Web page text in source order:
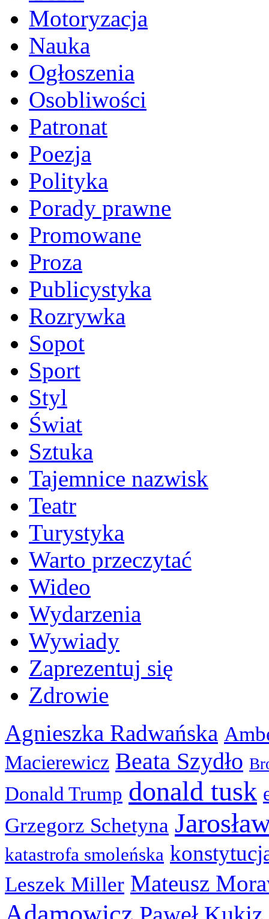
Motoryzacja
Nauka
Ogłoszenia
Osobliwości
Patronat
Poezja
Polityka
Porady prawne
Promowane
Proza
Publicystyka
Rozrywka
Sopot
Sport
Styl
Świat
Sztuka
Tajemnice nazwisk
Teatr
Turystyka
Warto przeczytać
Wideo
Wydarzenia
Wywiady
Zaprezentuj się
Zdrowie
Agnieszka Radwańska
Macierewicz Beata Szydło
Donald Trump donald tusk
Grzegorz Schetyna
katastrofa smoleńska
Leszek Miller Mateusz